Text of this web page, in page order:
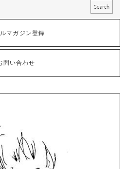
マガジン登録
問い合わせ